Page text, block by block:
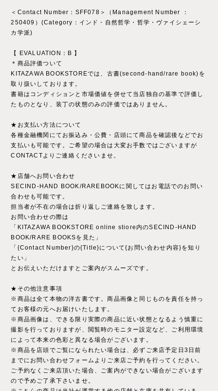
＜Contact Number：SFF078＞（Management Number ：
250409）(Category：インド・自然哲学・哲学・ヴァイシェーシ
カ学派)
【 EVALUATION：B 】
＊商品評価ついて
KITAZAWA BOOKSTOREでは、古書(second-hand/rare book)を
取り扱いしております。
書籍はコンディションと市場価値を併せて当店独自の基準で評価し
たものとなり、装丁の状態のみの評価ではありません。
★お支払い方法について
各種金融機関にてお振込み・公費・店頭にて商品を確認後などでお
支払いも可能です。ご希望の場合は大変お手数ではございますが
CONTACTよりご連絡くださいませ。
★店舗へお問い合わせ
SECIND-HAND BOOK/RAREBOOKに関してはお電話でのお問い
合わせも可能です。
担当者が不在の場合は折り返しご連絡を致します。
お問い合わせの際は
「KITAZAWA BOOKSTORE online stiore内のSECIND-HAND
BOOK/RARE BOOKSを見た」
「{Contact Number}の{Title}について{お問い合わせ内容}を知り
たい」
とお伝えいただけますとご案内がスムーズです。
★その他注意事項
※商品は全て本物の洋古書です。商品画像と同じものを責任を持っ
てお客様の元へお届けいたします。
※商品画像は、できる限り実際の商品に近い状態となるよう慎重に
撮影を行っておりますが、閲覧時のモニター設定など、ご利用環境
によって本来の色彩と異なる場合がございます。
※商品を店頭でご覧になられたい場合は、必ずご来店予定日3日前
までにお問い合わせフォームよりご来店ご予約を行ってください。
ご予約なくご来店頂いた場合、ご案内ができない場合がございます
ので予めご了承下さいませ。